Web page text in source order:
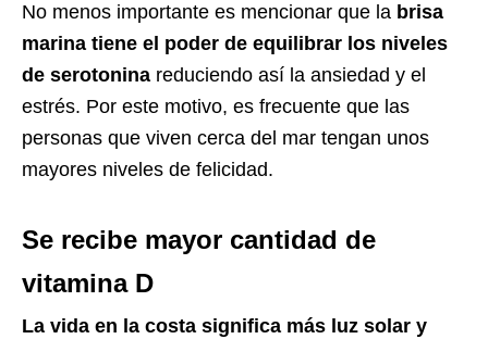
No menos importante es mencionar que la brisa
marina tiene el poder de equilibrar los niveles
de serotonina reduciendo así la ansiedad y el
estrés. Por este motivo, es frecuente que las
personas que viven cerca del mar tengan unos
mayores niveles de felicidad.
Se recibe mayor cantidad de
vitamina D
La vida en la costa significa más luz solar y